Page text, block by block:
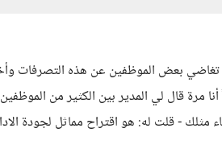
تغاضي بعض الموظفين عن هذه التصرفات
مرة قال لي المدير بين الكثير من
مثلك - قلت له: هو اقتراح مماثل لجودة